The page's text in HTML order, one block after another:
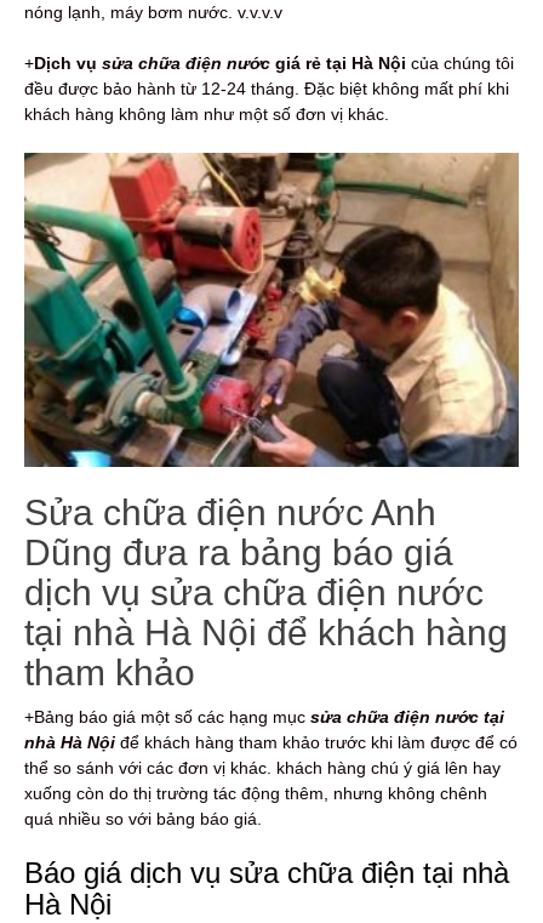
nóng lạnh, máy bơm nước. v.v.v.v
+Dịch vụ sửa chữa điện nước giá rẻ tại Hà Nội của chúng tôi
đều được bảo hành từ 12-24 tháng. Đặc biệt không mất phí khi
khách hàng không làm như một số đơn vị khác.
Sửa chữa điện nước Anh
Dũng đưa ra bảng báo giá
dịch vụ sửa chữa điện nước
tại nhà Hà Nội để khách hàng
tham khảo
+Bảng báo giá một số các hạng mục sửa chữa điện nước tại
nhà Hà Nội để khách hàng tham khảo trước khi làm được để có
thể so sánh với các đơn vị khác. khách hàng chú ý giá lên hay
xuống còn do thị trường tác động thêm, nhưng không chênh
quá nhiều so với bảng báo giá.
Báo giá dịch vụ sửa chữa điện tại nhà
Hà Nội